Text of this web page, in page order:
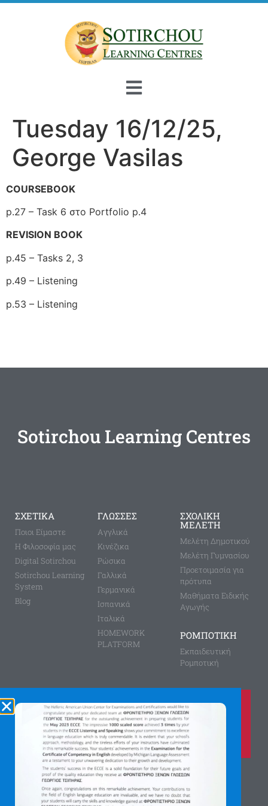
Tuesday 16/12/25,
George Vasilas
COURSEBOOK
p.27 – Task 6 στο Portfolio p.4
REVISION BOOK
p.45 – Tasks 2, 3
p.49 – Listening
p.53 – Listening
Sotirchou Learning Centres
ΣΧΕΤΙΚΑ
Ποιοι Είμαστε
Η Φιλοσοφία μας
Digital Sotirchou
Sotirchou Learning
System
Blog
ΓΛΩΣΣΕΣ
Aγγλικά
Κινέζικα
Ρώσικα
Γαλλικά
Γερμανικά
Ισπανικά
Ιταλικά
HOMEWORK
PLATFORM
ΣΧΟΛΙΚΗ
ΜΕΛΕΤΗ
Μελέτη Δημοτικού
Μελέτη Γυμνασίου
Προετοιμασία για
πρότυπα
Μαθήματα Ειδικής
Αγωγής
ΡΟΜΠΟΤΙΚΗ
Εκπαιδευτική
Ρομποτική
Καλέστε μας τώρα στο
210 8028149
για περισσότερες πληροφορίες
Αγίας Παρασκευής 8, Άνω Πεύκη